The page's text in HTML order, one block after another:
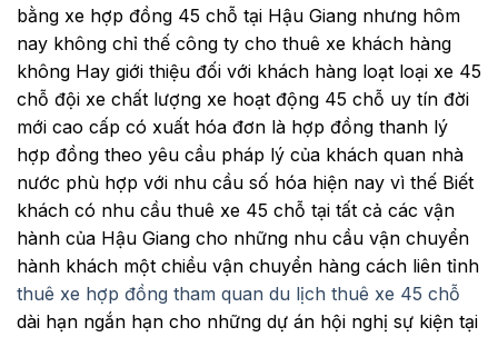
bằng xe hợp đồng 45 chỗ tại Hậu Giang nhưng hôm
nay không chỉ thế công ty cho thuê xe khách hàng
không Hay giới thiệu đối với khách hàng loạt loại xe 45
chỗ đội xe chất lượng xe hoạt động 45 chỗ uy tín đời
mới cao cấp có xuất hóa đơn là hợp đồng thanh lý
hợp đồng theo yêu cầu pháp lý của khách quan nhà
nước phù hợp với nhu cầu số hóa hiện nay vì thế Biết
khách có nhu cầu thuê xe 45 chỗ tại tất cả các vận
hành của Hậu Giang cho những nhu cầu vận chuyển
hành khách một chiều vận chuyển hàng cách liên tỉnh
thuê xe hợp đồng tham quan du lịch thuê xe 45 chỗ
dài hạn ngắn hạn cho những dự án hội nghị sự kiện tại